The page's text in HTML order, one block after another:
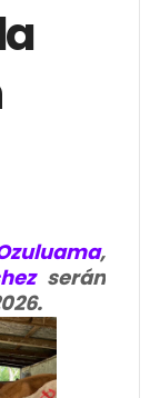
,
serán